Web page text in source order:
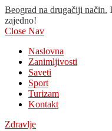
Beograd na drugačiji način.
zajedno!
Close Nav
Naslovna
Zanimljivosti
Saveti
Sport
Turizam
Kontakt
Zdravlje